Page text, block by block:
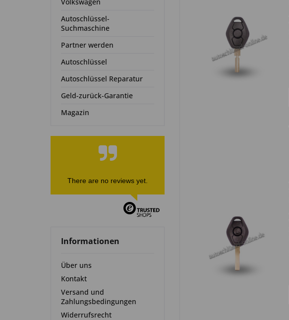
Autoschlüssel-
Suchmaschine
Partner werden
Autoschlüssel
Autoschlüssel Reparatur
Geld-zurück-Garantie
Magazin
There are no reviews yet.
Informationen
Über uns
Kontakt
Versand und
Zahlungsbedingungen
Widerrufsrecht